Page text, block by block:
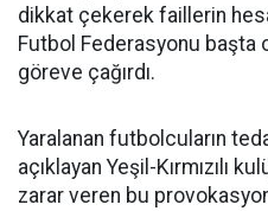
dikkat çekerek faillerin
Futbol Federasyonu
göreve çağırdı.
Yaralanan futbolcuların
açıklayan Yeşil-Kırmızılı
zarar veren bu